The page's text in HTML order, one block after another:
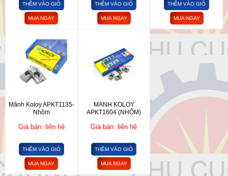
THÊM VÀO GIỎ
MUA NGAY
THÊM VÀO GIỎ
MUA NGAY
THÊM VÀO GIỎ
MUA NGAY
Mảnh Koloy APKT1135-
Nhôm
Giá bán: liên hệ
THÊM VÀO GIỎ
MUA NGAY
MẢNH KOLOY
APKT1604 (NHÔM)
Giá bán: liên hệ
THÊM VÀO GIỎ
MUA NGAY